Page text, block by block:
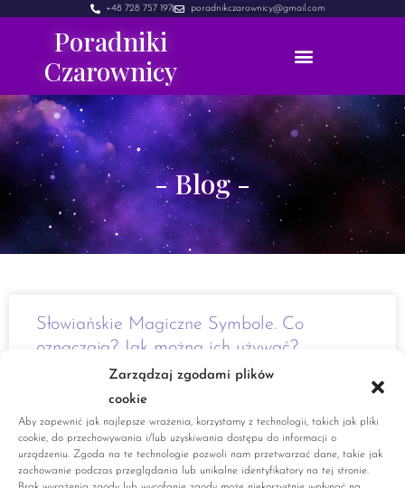
Zarządzaj zgodami plików
cookie
Aby zapewnić jak najlepsze wrażenia, korzystamy z technologii, takich jak pliki
cookie, do przechowywania i/lub uzyskiwania dostępu do informacji o
urządzeniu. Zgoda na te technologie pozwoli nam przetwarzać dane, takie jak
zachowanie podczas przeglądania lub unikalne identyfikatory na tej stronie.
+48 728 757 197 poradnikczarownicy@gmail.com
Poradniki
Czarownicy
- Blog -
Słowiańskie Magiczne Symbole. Co
oznaczają? Jak można ich używać?
Cześć W dzisiejszym poście chciałabym przedstawić wam
każdej religii i wierzeniach naszych przodków, oparte było o
symbolikę. Nie możemy być do końca pewni, z ilu